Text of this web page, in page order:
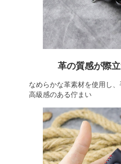
革の質感が際
なめらかな革素材を使用し
高級感のある佇まい